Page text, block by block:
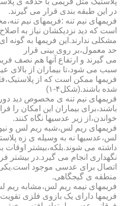
در این طبقه بندی قرار می گیرند.
فریمهای نیم تنه :فریمهای نیم
است که دید نزدیکشان نیاز به
مشکلی ندارند.این فریمها به گونه
حد معمول،بر روی بینی قرار
می گیرند و ارتفاع آنها هم نصف
سبب می شود،تا بیماران از بالای
فریمها ممکن است که از
شده باشند.(شکل۴-۱)
فریمهای نیم تنه ی مخصوص دید
باشند،برای بیماران این امکان را
خواندن،از زیر عدسیها نگاه کنند.
فریمهای ریم لس،شبه ریم لس و
لس،عدسیها نه به وسیله ی زه
داشته می شوند.بلکه،بیشتر اوقات
نگهداری انجام می گیرد.در بیشتر
اتصال برای عدسی موجود
منطقه ی گیجگاهی.
فریمهای نیمه ریم لس،مشابه ریم
فریمها دارای یک بازوی فلزی